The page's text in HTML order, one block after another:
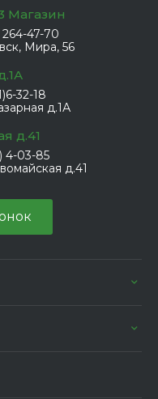
Магазин
47-70
Мира, 56
32-18
д.1А
д.41
4-03-85
д.41